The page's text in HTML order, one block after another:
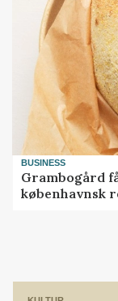
BUSINESS
Grambogård
københavnsk